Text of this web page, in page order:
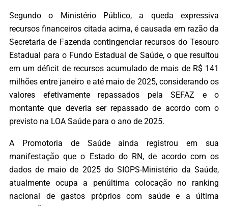
Segundo o Ministério Público, a queda expressiva
recursos financeiros citada acima, é causada em razão da
Secretaria de Fazenda contingenciar recursos do Tesouro
Estadual para o Fundo Estadual de Saúde, o que resultou
em um déficit de recursos acumulado de mais de R$ 141
milhões entre janeiro e até maio de 2025, considerando os
valores efetivamente repassados pela SEFAZ e o
montante que deveria ser repassado de acordo com o
previsto na LOA Saúde para o ano de 2025.
A Promotoria de Saúde ainda registrou em sua
manifestação que o Estado do RN, de acordo com os
dados de maio de 2025 do SIOPS-Ministério da Saúde,
atualmente ocupa a penúltima colocação no ranking
nacional de gastos próprios com saúde e a última